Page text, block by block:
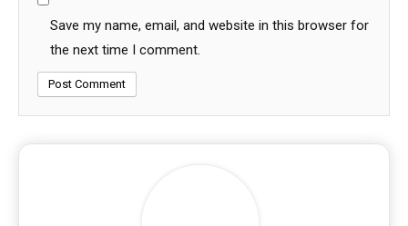
Save my name, email, and website in this browser for
the next time I comment.